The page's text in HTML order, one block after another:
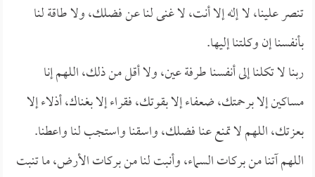
تنصر علينا، لا إله إلا أنت، لا غنى لنا عن فضلك، ولا طاقة لنا
بأنفسنا إن وكلتنا إليها.
ربنا لا تكلنا إلى أنفسنا طرفة عين، ولا أقل من ذلك، اللهم إنا
مساكين إلا برحمتك، ضعفاء إلا بقوتك، فقراء إلا بغناك، أذلاء إلا
بعزتك، اللهم لا تمنع عنا فضلك، واسقنا واستجب لنا واعطنا.
اللهم آتنا من بركات السماء، وأنبت لنا من بركات الأرض، ما تنبت